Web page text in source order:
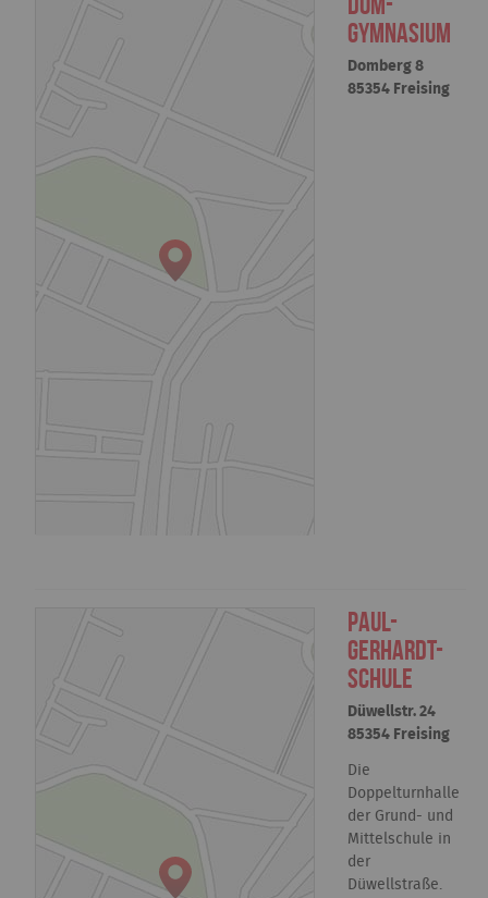
Gymnasium
Domberg 8
85354 Freising
Paul-
Gerhardt-
Schule
Düwellstr. 24
85354 Freising
Die
Doppelturnhalle
der Grund- und
Mittelschule in
der
Düwellstraße.